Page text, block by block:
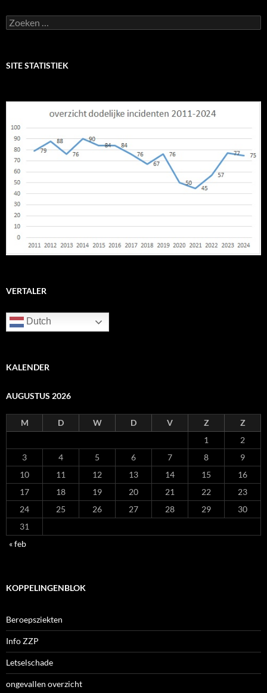
Zoeken
naar:
SITE STATISTIEK
VERTALER
Dutch
KALENDER
AUGUSTUS 2026
M D W D V Z
Z
1
2
3
4 5 6 7 8
9
10
11 12 13 14 15
16
17
18 19 20 21 22
23
24
25 26 27 28 29
30
31
« feb
KOPPELINGENBLOK
Beroepsziekten
Info ZZP
Letselschade
ongevallen overzicht